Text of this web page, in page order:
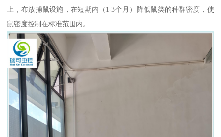
上，布放捕鼠设施，在短期内（1-3个月）降低鼠类的种群密度，使
鼠密度控制在标准范围内。